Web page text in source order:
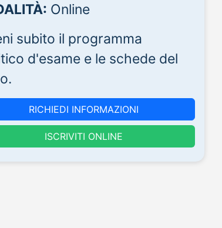
Online
subito il programma
d'esame e le schede del
RICHIEDI INFORMAZIONI
ISCRIVITI ONLINE